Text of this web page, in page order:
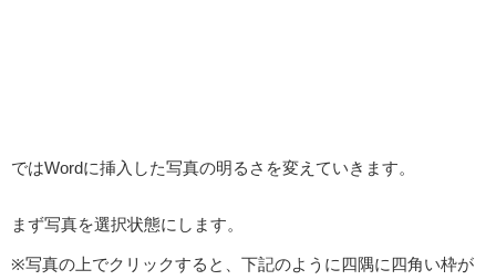
ではWordに挿入した写真の明るさを変えていきます。
まず写真を選択状態にします。
※写真の上でクリックすると、下記のように四隅に四角い枠が